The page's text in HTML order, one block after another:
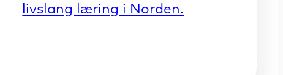
livslang læring i Norden.